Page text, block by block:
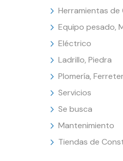
Herramientas de
Equipo pesado,
Eléctrico
Ladrillo, Piedra
Plomería,
Servicios
Se busca
Mantenimiento
Tiendas de